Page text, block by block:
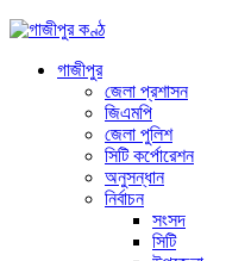
গাজীপুর
জেলা প্রশাসন
জিএমপি
জেলা পুলিশ
সিটি কর্পোরেশন
অনুসন্ধান
নির্বাচন
সংসদ
সিটি